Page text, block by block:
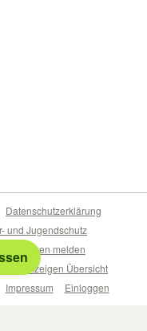
Datenschutzerklärung
und Jugendschutz
melden
Anzeigen Übersicht
Impressum Einloggen